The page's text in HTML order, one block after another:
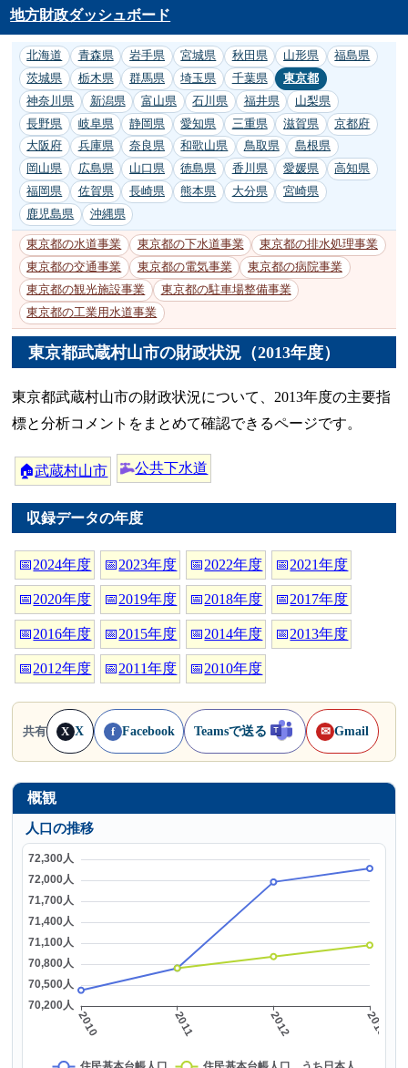
地方財政ダッシュボード
北海道 青森県 岩手県 宮城県 秋田県 山形県
福島県
茨城県
栃木県 群馬県 埼玉県 千葉県
東京都
神奈川県
新潟県 富山県 石川県 福井県
山梨県
長野県
岐阜県 静岡県 愛知県 三重県 滋賀県
京都府
大阪府
兵庫県 奈良県 和歌山県 鳥取県
島根県
岡山県
広島県 山口県 徳島県 香川県 愛媛県
高知県
福岡県
佐賀県 長崎県 熊本県 大分県
宮崎県
鹿児島県
沖縄県
東京都の水道事業 東京都の下水道事業
東京都の排水処理事業
東京都の交通事業
東京都の電気事業
東京都の病院事業
東京都の観光施設事業
東京都の駐車場整備事業
東京都の工業用水道事業
東京都武蔵村山市の財政状況（2013年度）
東京都武蔵村山市の財政状況について、2013年度の主要指
標と分析コメントをまとめて確認できるページです。
🏠武蔵村山市 公共下水道
収録データの年度
📅2024年度 📅2023年度 📅2022年度 📅2021年度
📅2020年度 📅2019年度 📅2018年度 📅2017年度
📅2016年度 📅2015年度 📅2014年度 📅2013年度
📅2012年度 📅2011年度 📅2010年度
共有 X X f Facebook Teamsで送る ✉ Gmail
概観
人口の推移